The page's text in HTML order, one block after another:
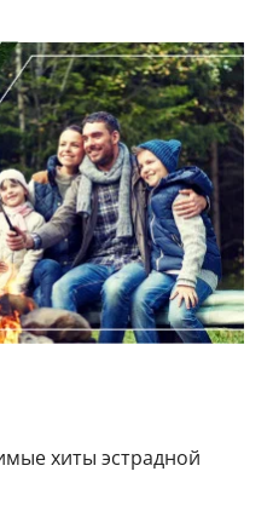
хиты эстрадной